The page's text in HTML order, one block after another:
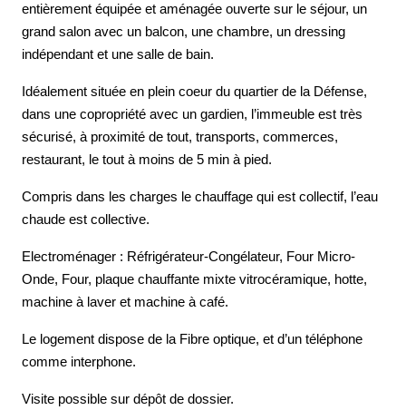
entièrement équipée et aménagée ouverte sur le séjour, un
grand salon avec un balcon, une chambre, un dressing
indépendant et une salle de bain.
Idéalement située en plein coeur du quartier de la Défense,
dans une copropriété avec un gardien, l’immeuble est très
sécurisé, à proximité de tout, transports, commerces,
restaurant, le tout à moins de 5 min à pied.
Compris dans les charges le chauffage qui est collectif, l’eau
chaude est collective.
Electroménager : Réfrigérateur-Congélateur, Four Micro-
Onde, Four, plaque chauffante mixte vitrocéramique, hotte,
machine à laver et machine à café.
Le logement dispose de la Fibre optique, et d’un téléphone
comme interphone.
Visite possible sur dépôt de dossier.